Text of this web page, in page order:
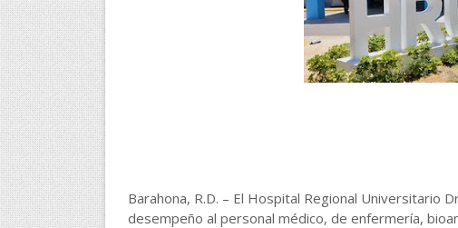
Barahona, R.D. – El Hospital Regional Universitario
desempeño al personal médico, de enfermería,